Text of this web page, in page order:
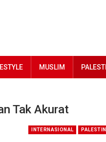
MUSLIM
Tak Akurat
INTERNASIONAL